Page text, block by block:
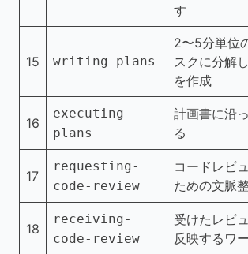
す
15 writing-plans
2〜5分単位
スクに分解
を作成
16
executing-
plans
計画書に沿
る
17
requesting-
code-review
コードレビ
ための文脈
18
receiving-
code-review
受けたレビ
反映するワ